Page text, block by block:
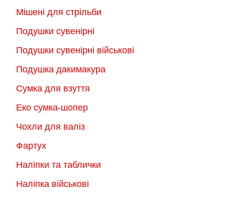
Мішені для стрільби
Подушки сувенірні
Подушки сувенірні військові
Подушка дакимакура
Сумка для взуття
Еко сумка-шопер
Чохли для валіз
Фартух
Наліпки та таблички
Наліпка військові